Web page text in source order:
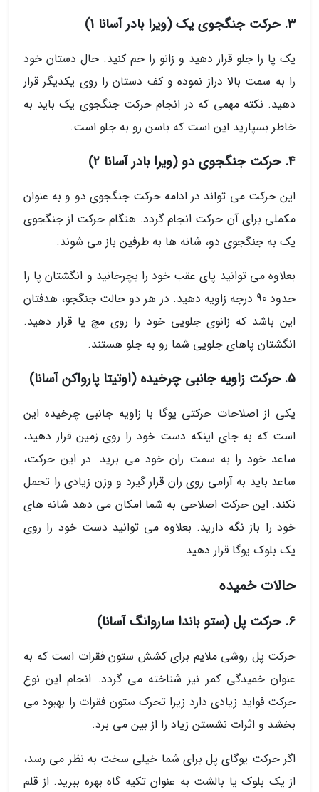
3. حرکت جنگجوی یک (ویرا بادر آسانا 1)
یک پا را جلو قرار دهید و زانو را خم کنید. حال دستان خود
را به سمت بالا دراز نموده و کف دستان را روی یکدیگر قرار
دهید. نکته مهمی که در انجام حرکت جنگجوی یک باید به
خاطر بسپارید این است که باسن رو به جلو است.
4. حرکت جنگجوی دو (ویرا بادر آسانا 2)
این حرکت می تواند در ادامه حرکت جنگجوی دو و به عنوان
مکملی برای آن حرکت انجام گردد. هنگام حرکت از جنگجوی
یک به جنگجوی دو، شانه ها به طرفین باز می شوند.
بعلاوه می توانید پای عقب خود را بچرخانید و انگشتان پا را
حدود 90 درجه زاویه دهید. در هر دو حالت جنگجو، هدفتان
این باشد که زانوی جلویی خود را روی مچ پا قرار دهید.
انگشتان پاهای جلویی شما رو به جلو هستند.
5. حرکت زاویه جانبی چرخیده (اوتیتا پارواکن آسانا)
یکی از اصلاحات حرکتی یوگا با زاویه جانبی چرخیده این
است که به جای اینکه دست خود را روی زمین قرار دهید،
ساعد خود را به سمت ران خود می برید. در این حرکت،
ساعد باید به آرامی روی ران قرار گیرد و وزن زیادی را تحمل
نکند. این حرکت اصلاحی به شما امکان می دهد شانه های
خود را باز نگه دارید. بعلاوه می توانید دست خود را روی
یک بلوک یوگا قرار دهید.
حالات خمیده
6. حرکت پل (ستو باندا ساروانگ آسانا)
حرکت پل روشی ملایم برای کشش ستون فقرات است که به
عنوان خمیدگی کمر نیز شناخته می گردد. انجام این نوع
حرکت فواید زیادی دارد زیرا تحرک ستون فقرات را بهبود می
بخشد و اثرات نشستن زیاد را از بین می برد.
اگر حرکت یوگای پل برای شما خیلی سخت به نظر می رسد،
از یک بلوک یا بالشت به عنوان تکیه گاه بهره ببرید. از قلم